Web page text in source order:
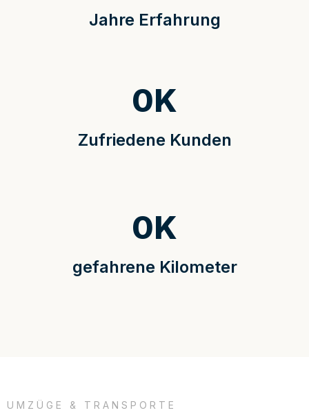
Jahre Erfahrung
Zufriedene Kunden
0K
gefahrene Kilometer
0K
UMZÜGE & TRANSPORTE